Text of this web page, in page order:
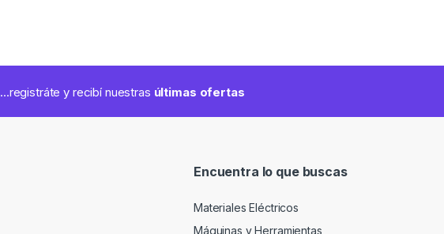
...registráte y recibí nuestras últimas ofertas
Encuentra lo que buscas
Materiales Eléctricos
Máquinas y Herramientas